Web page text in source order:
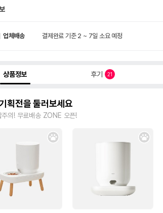
업체배송 결제완료 기준 2 ~ 7일 소요 예정
상품정보 후기 21
획전을 둘러보세요
의! 무료배송 ZONE 오픈!